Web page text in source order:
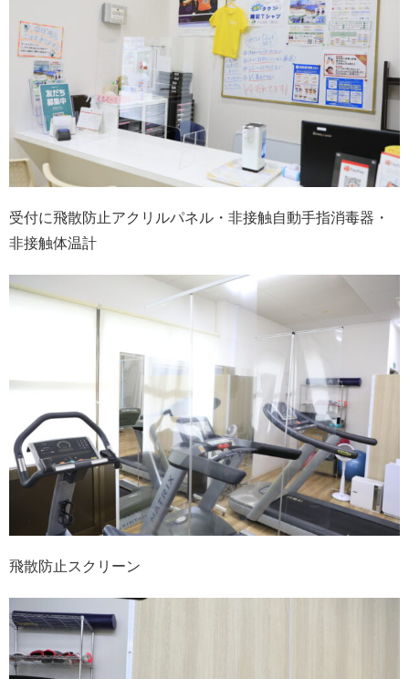
受付に飛散防止アクリルパネル・非接触自動手指消毒器・
非接触体温計
飛散防止スクリーン